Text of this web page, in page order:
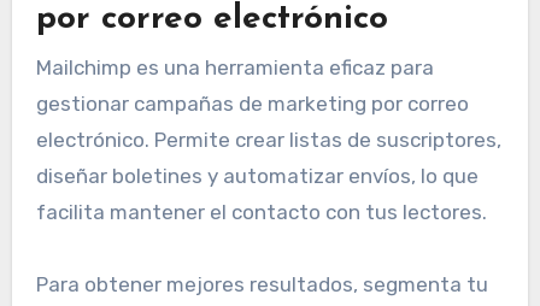
por correo electrónico
Mailchimp es una herramienta eficaz para
gestionar campañas de marketing por correo
electrónico. Permite crear listas de suscriptores,
diseñar boletines y automatizar envíos, lo que
facilita mantener el contacto con tus lectores.
Para obtener mejores resultados, segmenta tu